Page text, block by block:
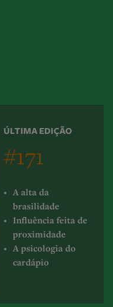
ÚLTIMA EDIÇÃO
#171
A alta da
brasilidade
Influência feita de
proximidade
A psicologia do
cardápio